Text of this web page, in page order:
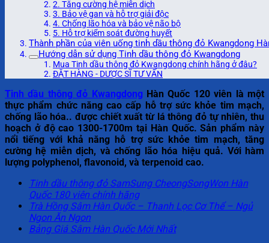
2. Tăng cường hệ miễn dịch
3. Bảo vệ gan và hỗ trợ giải độc
4. Chống lão hóa và bảo vệ não bộ
5. Hỗ trợ kiểm soát đường huyết
Thành phần của viên uống tinh dầu thông đỏ Kwangdong
Hướng dẫn sử dụng Tinh dầu thông đỏ Kwangdong
Mua Tinh dầu thông đỏ Kwangdong chính hãng ở đâu?
ĐẶT HÀNG - DƯỢC SĨ TƯ VẤN
Tinh dầu thông đỏ Kwangdong Hàn Quốc 120 viên là một
thực phẩm chức năng cao cấp hỗ trợ sức khỏe tim mạch,
chống lão hóa.. được chiết xuất từ lá thông đỏ tự nhiên, thu
hoạch ở độ cao 1300-1700m tại Hàn Quốc. Sản phẩm này
nổi tiếng với khả năng hỗ trợ sức khỏe tim mạch, tăng
cường hệ miễn dịch, và chống lão hóa hiệu quả. Với hàm
lượng polyphenol, flavonoid, và terpenoid cao.
Tinh dầu thông đỏ SamSung CheongSongWon Hàn
Quốc 180 viên chính hãng
Trà Hồng Sâm Hàn Quốc – Thanh Lọc Cơ Thể – Ngủ
Ngon Ăn Ngon
Bảng Giá Sâm Hàn Quốc Mới Nhất